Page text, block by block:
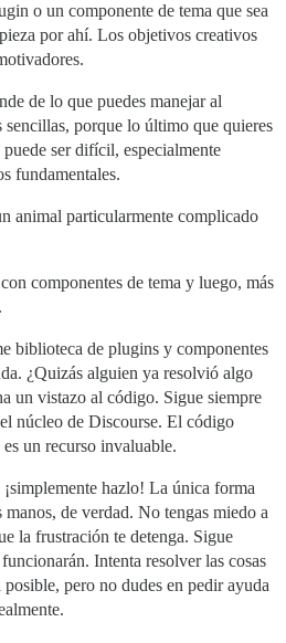
o un componente de tema que sea
por ahí. Los objetivos creativos
de lo que puedes manejar al
porque lo último que quieres
ser difícil, especialmente
fundamentales.
animal particularmente complicado
componentes de tema y luego, más
biblioteca de plugins y componentes
¿Quizás alguien ya resolvió algo
un vistazo al código. Sigue siempre
núcleo de Discourse. El código
un recurso invaluable.
hazlo! La única forma
manos, de verdad. No tengas miedo a
la frustración te detenga. Sigue
Intenta resolver las cosas
pero no dudes en pedir ayuda